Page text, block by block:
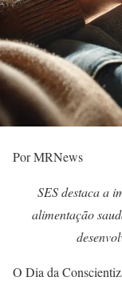
Por MRNews
SES destaca a
alimentação
O Dia da